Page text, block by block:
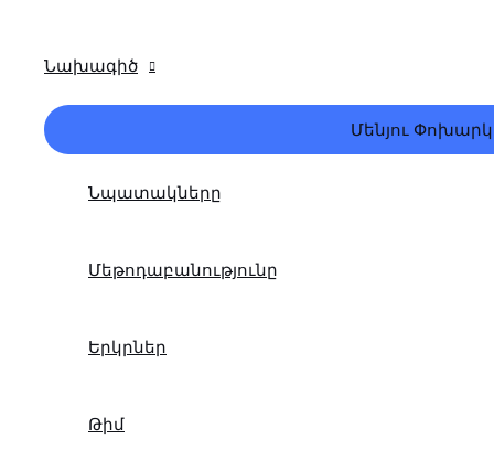
Նախագիծ
Մենյու
Նպատակները
Մեթոդաբանությունը
Երկրներ
Թիմ